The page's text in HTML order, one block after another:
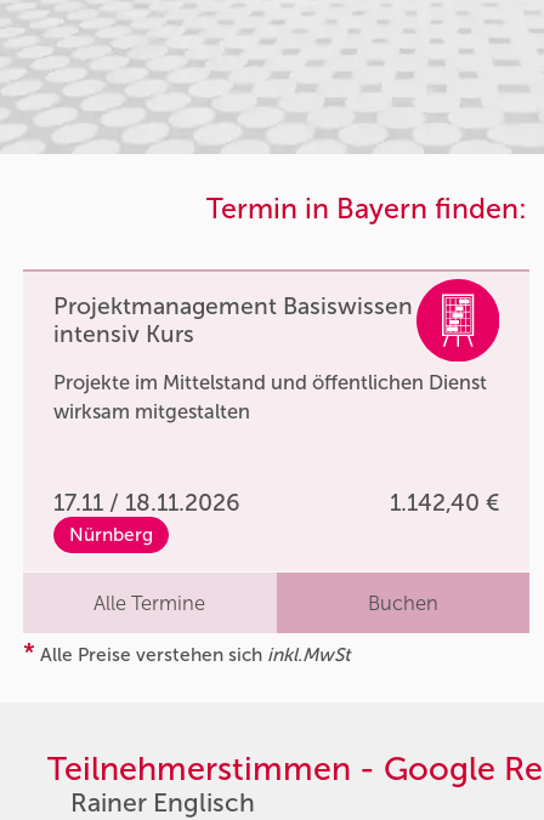
Termin in Bayern finden:
Projektmanagement Basiswissen
intensiv Kurs
Projekte im Mittelstand und öffentlichen Dienst
wirksam mitgestalten
17.11 / 18.11.2026 1.142,40 €
Nürnberg
Alle Termine Buchen
* Alle Preise verstehen sich inkl.MwSt
Teilnehmerstimmen - Google
Rainer Englisch